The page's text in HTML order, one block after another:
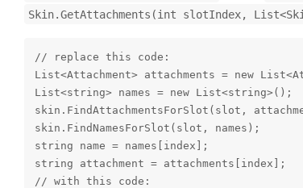
Skin.GetAttachments(int slotIndex,
// replace this code:
List<Attachment> attachments = new
List<string> names = new List<string>();
skin.FindAttachmentsForSlot(slot,
skin.FindNamesForSlot(slot, names);
string name = names[index];
string attachment = attachments[index];
// with this code: